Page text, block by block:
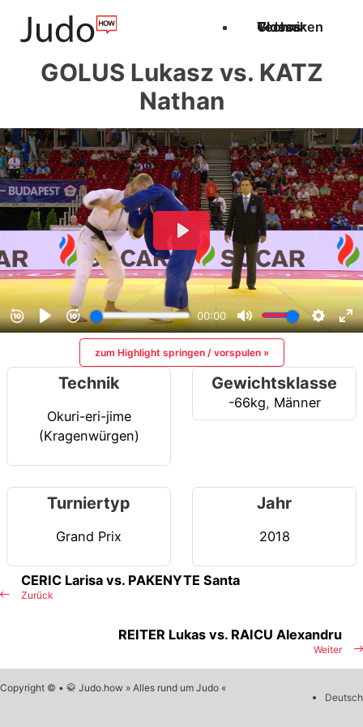
Techniken
Videos
Glossar
GOLUS Lukasz vs. KATZ
Nathan
zum Highlight springen / vorspulen »
Technik
Okuri-eri-jime
(Kragenwürgen)
Gewichtsklasse
-66kg, Männer
Turniertyp
Grand Prix
Jahr
2018
Zurück
CERIC Larisa vs. PAKENYTE Santa
Weiter
REITER Lukas vs. RAICU Alexandru
Copyright © • 🥋 Judo.how » Alles rund um Judo «
Deutsch